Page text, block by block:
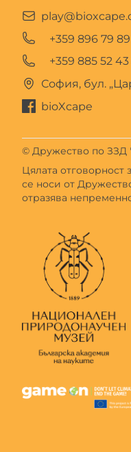
+359 896 79
+359 885 52
София, бул.
bioXcape
© Дружество по ЗЗД
Цялата отговорност
се носи от
отразява